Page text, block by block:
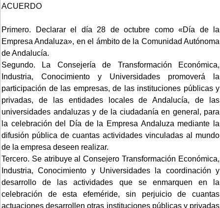
ACUERDO
Primero. Declarar el día 28 de octubre como «Día de la
Empresa Andaluza», en el ámbito de la Comunidad Autónoma
de Andalucía.
Segundo. La Consejería de Transformación Económica,
Industria, Conocimiento y Universidades promoverá la
participación de las empresas, de las instituciones públicas y
privadas, de las entidades locales de Andalucía, de las
universidades andaluzas y de la ciudadanía en general, para
la celebración del Día de la Empresa Andaluza mediante la
difusión pública de cuantas actividades vinculadas al mundo
de la empresa deseen realizar.
Tercero. Se atribuye al Consejero Transformación Económica,
Industria, Conocimiento y Universidades la coordinación y
desarrollo de las actividades que se enmarquen en la
celebración de esta efeméride, sin perjuicio de cuantas
actuaciones desarrollen otras instituciones públicas y privadas